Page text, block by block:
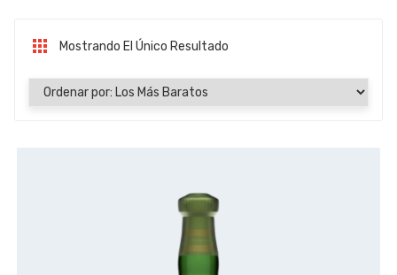
Mostrando El Único Resultado